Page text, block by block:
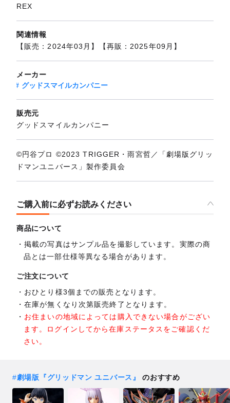
REX
関連情報
【販売：2024年03月】【再販：2025年09月】
メーカー
グッドスマイルカンパニー
販売元
グッドスマイルカンパニー
©円谷プロ ©2023 TRIGGER・雨宮哲／「劇場版グリッ
ドマンユニバース」製作委員会
ご購入前に必ずお読みください
商品について
掲載の写真はサンプル品を撮影しています。実際の商
品とは一部仕様等異なる場合があります。
ご注文について
おひとり様3個までの販売となります。
在庫が無くなり次第販売終了となります。
お住まいの地域によっては購入できない場合がござい
ます。ログインしてから在庫ステータスをご確認くだ
さい。
#劇場版『グリッドマン ユニバース』 のおすすめ